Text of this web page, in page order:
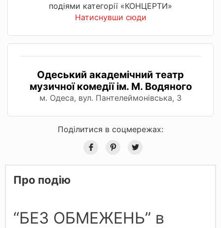
подіями категорії «КОНЦЕРТИ»
Натиснувши сюди
Одеський академічний театр
музичної комедії ім. М. Водяного
м. Одеса, вул. Пантелеймонівська, 3
Поділитися в соцмережах:
Про подію
“БЕЗ ОБМЕЖЕНЬ” в